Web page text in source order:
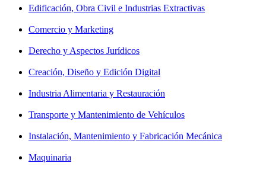
Edificación, Obra Civil e Industrias Extractivas
Comercio y Marketing
Derecho y Aspectos Jurídicos
Creación, Diseño y Edición Digital
Industria Alimentaria y Restauración
Transporte y Mantenimiento de Vehículos
Instalación, Mantenimiento y Fabricación Mecánica
Maquinaria